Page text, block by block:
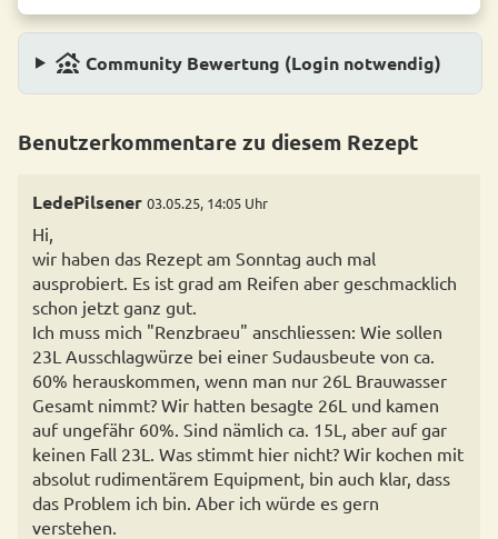
family_group Community Bewertung (Login notwendig)
Benutzerkommentare zu diesem Rezept
LedePilsener 03.05.25, 14:05 Uhr
Hi,
wir haben das Rezept am Sonntag auch mal
ausprobiert. Es ist grad am Reifen aber geschmacklich
schon jetzt ganz gut.
Ich muss mich "Renzbraeu" anschliessen: Wie sollen
23L Ausschlagwürze bei einer Sudausbeute von ca.
60% herauskommen, wenn man nur 26L Brauwasser
Gesamt nimmt? Wir hatten besagte 26L und kamen
auf ungefähr 60%. Sind nämlich ca. 15L, aber auf gar
keinen Fall 23L. Was stimmt hier nicht? Wir kochen mit
absolut rudimentärem Equipment, bin auch klar, dass
das Problem ich bin. Aber ich würde es gern
verstehen.